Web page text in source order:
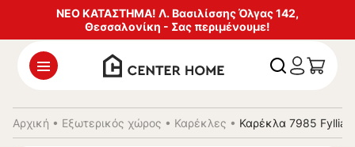
ΝΕΟ ΚΑΤΑΣΤΗΜΑ! Λ. Βασιλίσσης Όλγας 142,
Θεσσαλονίκη - Σας περιμένουμε!
Αρχική • Εξωτερικός χώρος • Καρέκλες • Καρέκλα 7985